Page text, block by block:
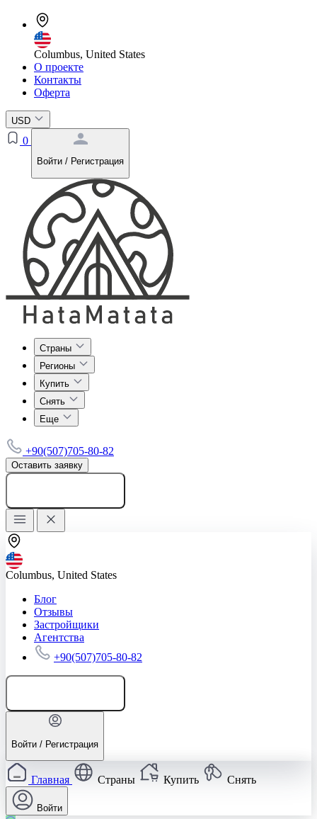
Columbus, United States
О проекте
Контакты
Оферта
USD
0
Войти / Регистрация
Страны
Регионы
Купить
Снять
Еще
+90(507)705-80-82
Оставить заявку
Columbus, United States
Блог
Отзывы
Застройщики
Агентства
+90(507)705-80-82
Войти / Регистрация
Главная Страны Купить Снять
Войти